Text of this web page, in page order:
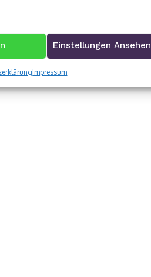
Einstellungen Ansehen
Impressum
ersten Drillinge des...